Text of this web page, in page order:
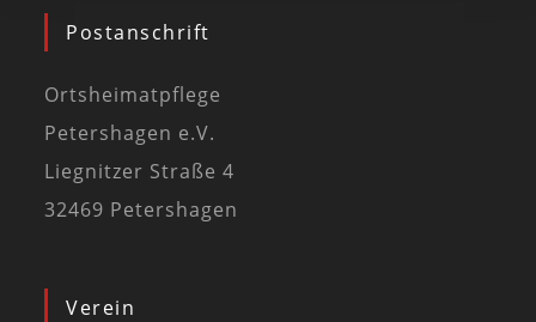
Postanschrift
Ortsheimatpflege
Petershagen e.V.
Liegnitzer Straße 4
32469 Petershagen
Verein